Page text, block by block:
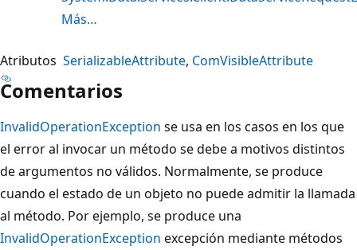
Más…
Atributos SerializableAttribute ComVisibleAttribute
Comentarios
InvalidOperationException se usa en los casos en los que
el error al invocar un método se debe a motivos distintos
de argumentos no válidos. Normalmente, se produce
cuando el estado de un objeto no puede admitir la llamada
al método. Por ejemplo, se produce una
InvalidOperationException excepción mediante métodos